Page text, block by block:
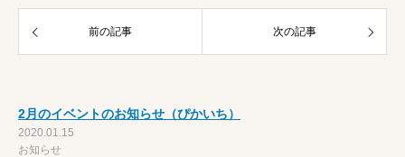
前の記事 次の記事
2月のイベントのお知らせ（ぴかいち）
2020.01.15
お知らせ